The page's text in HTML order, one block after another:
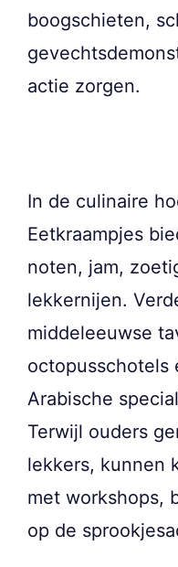
boogschieten,
actie zorgen.
In de culinaire
Eetkraampjes
noten, jam,
lekkernijen.
middeleeuwse
octopusschotels
Arabische
Terwijl ouders
lekkers, kunnen
met workshops,
op de